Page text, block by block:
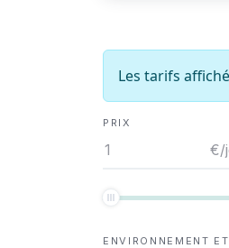
Les tarifs
PRIX
€/
ENVIRONNEMENT